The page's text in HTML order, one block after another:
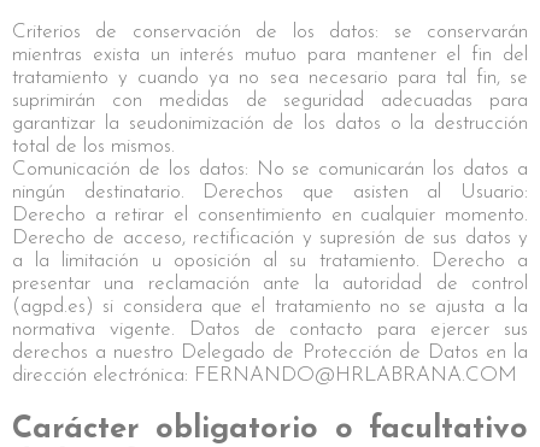
Criterios de conservación de los datos: se conservarán
mientras exista un interés mutuo para mantener el fin del
tratamiento y cuando ya no sea necesario para tal fin, se
suprimirán con medidas de seguridad adecuadas para
garantizar la seudonimización de los datos o la destrucción
total de los mismos.
Comunicación de los datos: No se comunicarán los datos a
ningún destinatario. Derechos que asisten al Usuario:
Derecho a retirar el consentimiento en cualquier momento.
Derecho de acceso, rectificación y supresión de sus datos y
a la limitación u oposición al su tratamiento. Derecho a
presentar una reclamación ante la autoridad de control
(agpd.es) si considera que el tratamiento no se ajusta a la
normativa vigente. Datos de contacto para ejercer sus
derechos a nuestro Delegado de Protección de Datos en la
dirección electrónica: FERNANDO@HRLABRANA.COM
Carácter obligatorio o facultativo